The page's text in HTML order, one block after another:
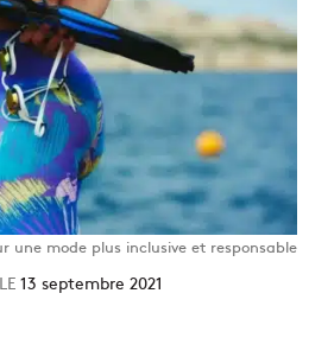
une mode plus inclusive et responsable
13 septembre 2021